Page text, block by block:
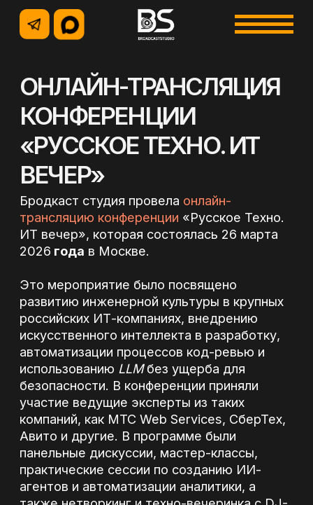
УСЛУГИ
+7 (495) 500-96-73
+7 (926) 914-12-85
КОНФЕРЕНЦИИ
«РУССКОЕ ТЕХНО. ИТ
ВЕЧЕР»
Бродкаст студия провелаонлайн-
трансляцию конференции«Русское Техно.
ИТ вечер», которая состоялась 26 марта
2026 года в Москве.
Это мероприятие было посвящено
развитию инженерной культуры в крупных
российских ИТ-компаниях, внедрению
искусственного интеллекта в разработку,
автоматизации процессов код-ревью и
участие ведущие эксперты из таких
компаний, как МТС Web Services, СберТех,
Авито и другие. В программе были
панельные дискуссии, мастер-классы,
практические сессии по созданию ИИ-
агентов и автоматизации аналитики, а
также нетворкинг и техно-вечеринка с DJ-
миксами и ИИ-треками.
Онлайн-трансляция позволила широкой
аудитории присоединиться к обсуждению
актуальных трендов в ИТ и искусственном
интеллекте, а также получить доступ к
кейсам и практическим рекомендациям от
лидеров индустрии. Участники могли не
только слушать доклады, но и участвовать
в интерактивных активностях, тестировать
ИИ-агентов и решать реальные кейсы с